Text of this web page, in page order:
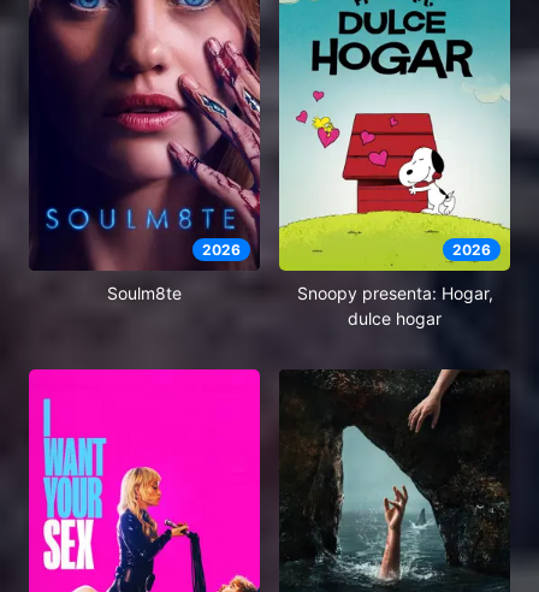
2026
Soulm8te
2026
Snoopy presenta: Hogar,
dulce hogar